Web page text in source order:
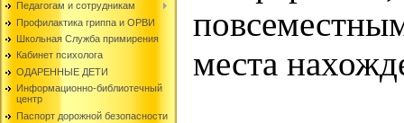
Педагогам и сотрудникам
Профилактика гриппа и ОРВИ
Школьная Служба примирения
Кабинет психолога
ОДАРЕННЫЕ ДЕТИ
Информационно-библиотечный
центр
Паспорт дорожной безопасности
места